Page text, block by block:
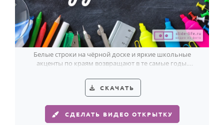
Белые строки на чёрной доске и яркие школьные
акценты по краям возвращают в те самые годы.
СКАЧАТЬ
СДЕЛАТЬ ВИДЕО ОТКРЫТКУ